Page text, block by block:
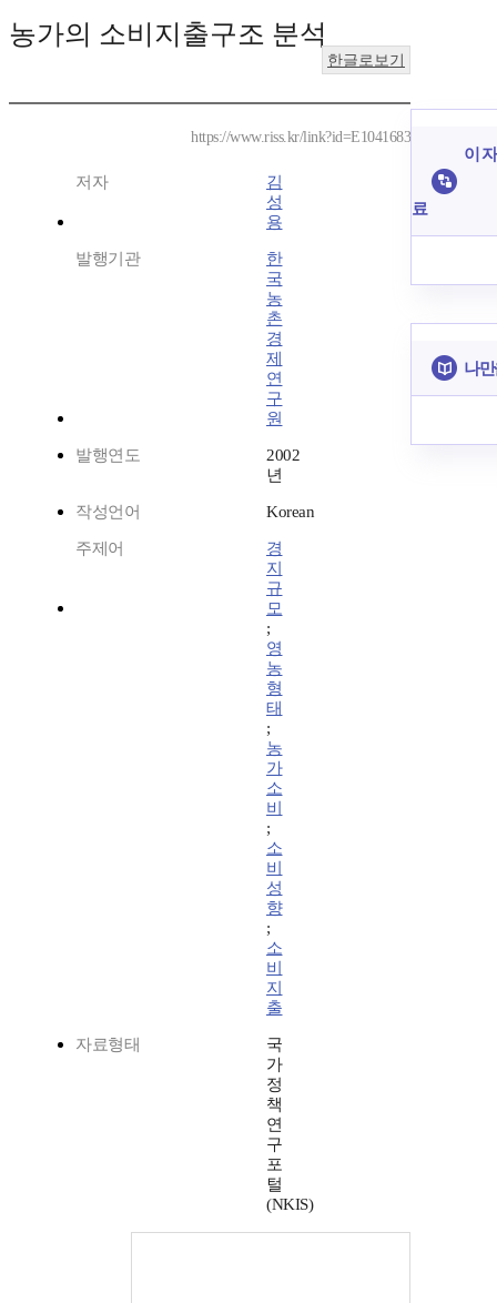
농가의 소비지출구조 분석
한글로보기
https://www.riss.kr/link?id=E1041683
저자
김
성
용
발행기관
한
국
농
촌
경
제
연
구
원
발행연도
2002
년
작성언어 Korean
주제어
경
지
규
모
;
영
농
형
태
;
농
가
소
비
;
소
비
성
향
;
소
비
지
출
자료형태
국
가
정
책
연
구
포
털
(NKIS)
이
료
나